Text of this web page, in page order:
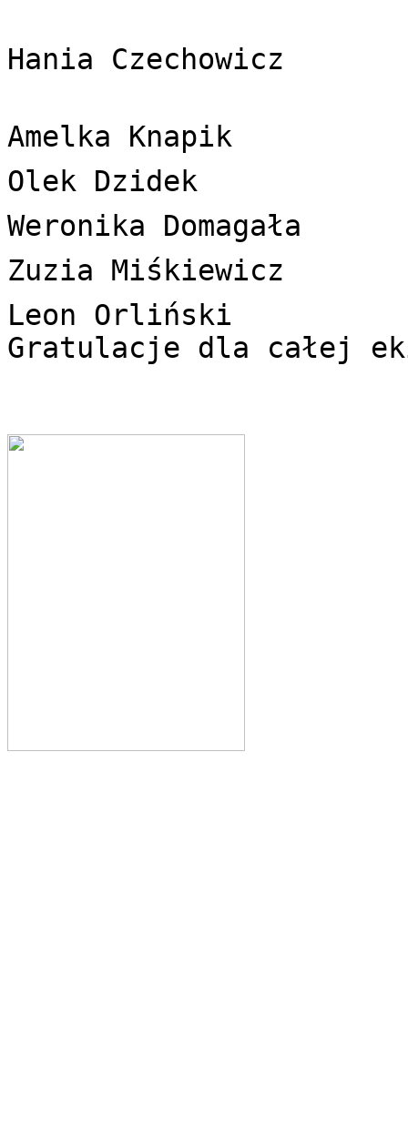
Hania Czechowicz
Amelka Knapik
Olek Dzidek
Weronika Domagała
Zuzia Miśkiewicz
Leon Orliński
Gratulacje dla całej